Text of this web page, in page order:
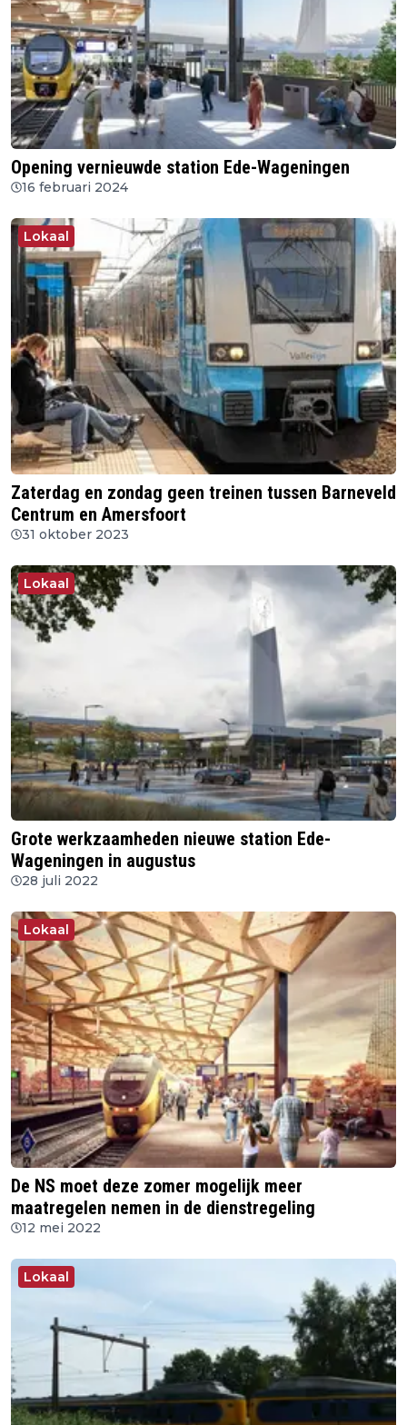
Opening vernieuwde station Ede-Wageningen
16 februari 2024
Lokaal
Zaterdag en zondag geen treinen tussen Barneveld
Centrum en Amersfoort
31 oktober 2023
Lokaal
Grote werkzaamheden nieuwe station Ede-
Wageningen in augustus
28 juli 2022
Lokaal
De NS moet deze zomer mogelijk meer
maatregelen nemen in de dienstregeling
12 mei 2022
Lokaal